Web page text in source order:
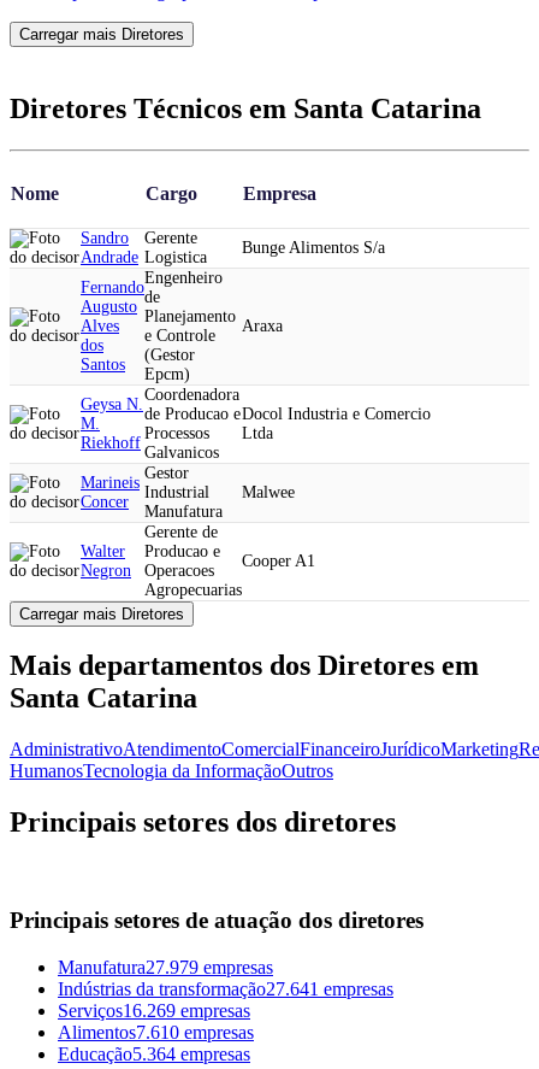
Carregar mais Diretores
Diretores Técnicos em Santa Catarina
Nome Cargo Empresa
Sandro
Andrade
Gerente
Logistica
Bunge Alimentos S/a
Fernando
Augusto
Alves
dos
Santos
Engenheiro
de
Planejamento
e Controle
(Gestor
Epcm)
Araxa
Geysa N.
M.
Riekhoff
Coordenadora
de Producao e
Processos
Galvanicos
Docol Industria e Comercio
Ltda
Marineis
Concer
Gestor
Industrial
Manufatura
Malwee
Walter
Negron
Gerente de
Producao e
Operacoes
Agropecuarias
Cooper A1
Carregar mais Diretores
Mais departamentos dos Diretores em
Santa Catarina
AdministrativoAtendimentoComercialFinanceiroJurídicoMarketing
HumanosTecnologia da InformaçãoOutros
Principais setores dos diretores
Principais setores de atuação dos diretores
Manufatura27.979 empresas
Indústrias da transformação27.641 empresas
Serviços16.269 empresas
Alimentos7.610 empresas
Educação5.364 empresas